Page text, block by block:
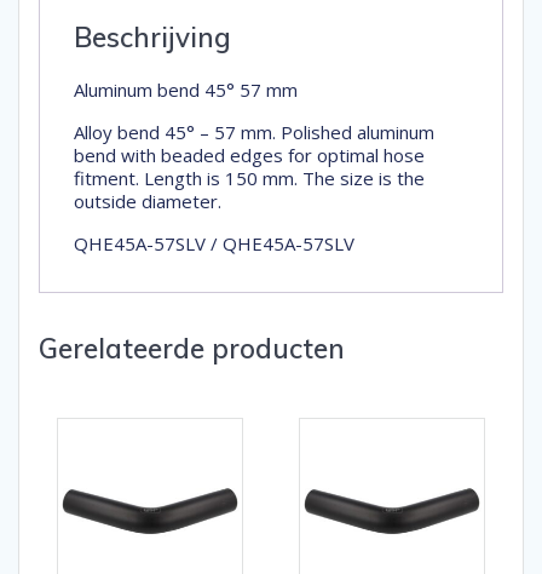
Beschrijving
Aluminum bend 45° 57 mm
Alloy bend 45° – 57 mm. Polished aluminum
bend with beaded edges for optimal hose
fitment. Length is 150 mm. The size is the
outside diameter.
QHE45A-57SLV / QHE45A-57SLV
Gerelateerde producten